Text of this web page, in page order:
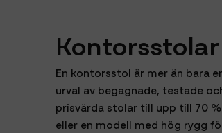
Kontorsstolar
En kontorsstol är mer än bara
urval av begagnade, testade
prisvärda stolar till upp till 70
eller en modell med hög rygg